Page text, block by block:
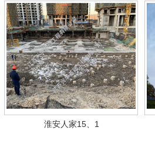
淮安人家15、1